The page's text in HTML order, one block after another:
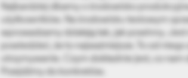
Najbardziej dbamy o środowisko
użytkowników. Na środowisku testowym
wprowadzamy działają tak, jak powinny.
powiedzieć, że to najważniejsze. To od
utrzymywanie. Czym dokładnie jest, co nam
Przejdźmy do konkretów.